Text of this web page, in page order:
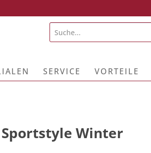
SERVICE VORTEILE
Sportstyle Winter